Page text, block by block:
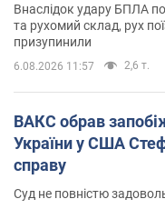
Внаслідок удару БПЛА
та рухомий склад, рух
призупинили
6.08.2026 11:57 2,6 т.
ВАКС обрав запобіжний захід експосолці
України у США Стефанішиній: що відомо про
справу
Суд не повністю